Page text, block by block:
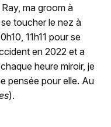
ma groom à
toucher le nez à
11h11 pour se
en 2022 et a
heure miroir, je
pensée pour elle. Au
).